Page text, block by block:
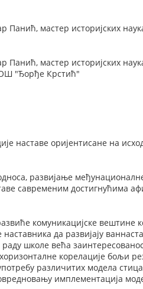
мастер историјских
мастер историјских
"Ђорђе Крстић"
наставе оријентисане на
развијање
савременим достигнућима
комуникацијске вештине
да развијају
школе већа
корелације бољи
различитих модела
имплементација